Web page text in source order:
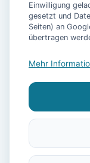
Ausstattung
Geschirrspüler
Einwilligung
gesetzt und
Seiten) an
übertragen
Mehr